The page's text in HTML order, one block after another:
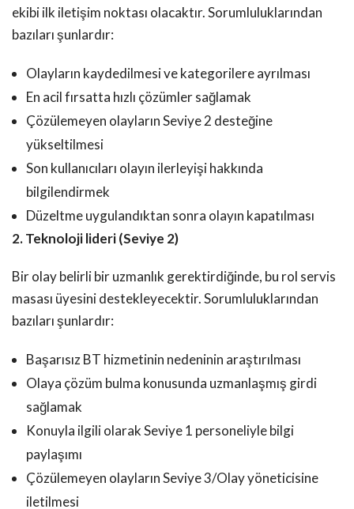
ekibi ilk iletişim noktası olacaktır. Sorumluluklarından
bazıları şunlardır:
Olayların kaydedilmesi ve kategorilere ayrılması
En acil fırsatta hızlı çözümler sağlamak
Çözülemeyen olayların Seviye 2 desteğine
yükseltilmesi
Son kullanıcıları olayın ilerleyişi hakkında
bilgilendirmek
Düzeltme uygulandıktan sonra olayın kapatılması
2. Teknoloji lideri (Seviye 2)
Bir olay belirli bir uzmanlık gerektirdiğinde, bu rol servis
masası üyesini destekleyecektir. Sorumluluklarından
bazıları şunlardır:
Başarısız BT hizmetinin nedeninin araştırılması
Olaya çözüm bulma konusunda uzmanlaşmış girdi
sağlamak
Konuyla ilgili olarak Seviye 1 personeliyle bilgi
paylaşımı
Çözülemeyen olayların Seviye 3/Olay yöneticisine
iletilmesi